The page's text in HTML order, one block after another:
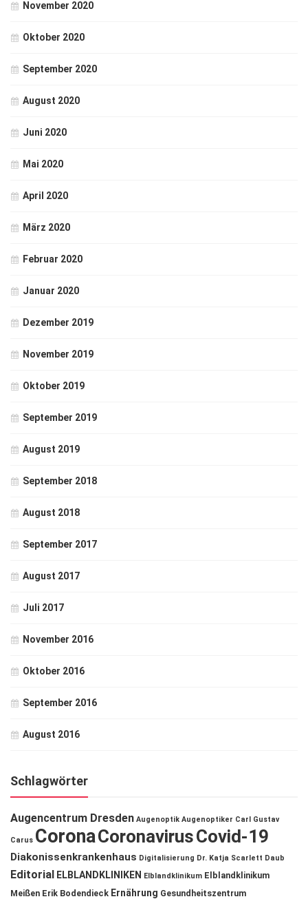
November 2020
Oktober 2020
September 2020
August 2020
Juni 2020
Mai 2020
April 2020
März 2020
Februar 2020
Januar 2020
Dezember 2019
November 2019
Oktober 2019
September 2019
August 2019
September 2018
August 2018
September 2017
August 2017
Juli 2017
November 2016
Oktober 2016
September 2016
August 2016
Schlagwörter
Augencentrum Dresden Augenoptik Augenoptiker Carl Gustav
Carus CoronaCoronavirusCovid-19
Diakonissenkrankenhaus Digitalisierung Dr. Katja Scarlett Daub
Editorial ELBLANDKLINIKEN Elblandklinikum Elblandklinikum
Meißen Erik Bodendieck Ernährung Gesundheitszentrum